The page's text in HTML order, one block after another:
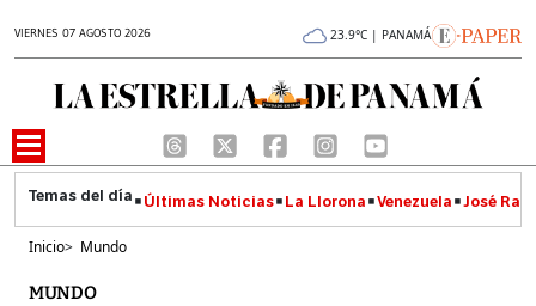
VIERNES 07 AGOSTO 2026 23.9°C | PANAMÁ
Últimas Noticias La Llorona Venezuela José
Inicio> Mundo
MUNDO